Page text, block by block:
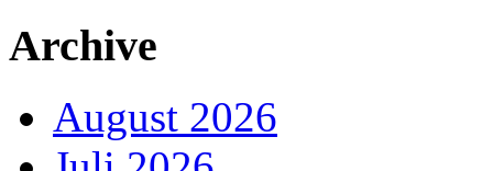
Archive
August 2026